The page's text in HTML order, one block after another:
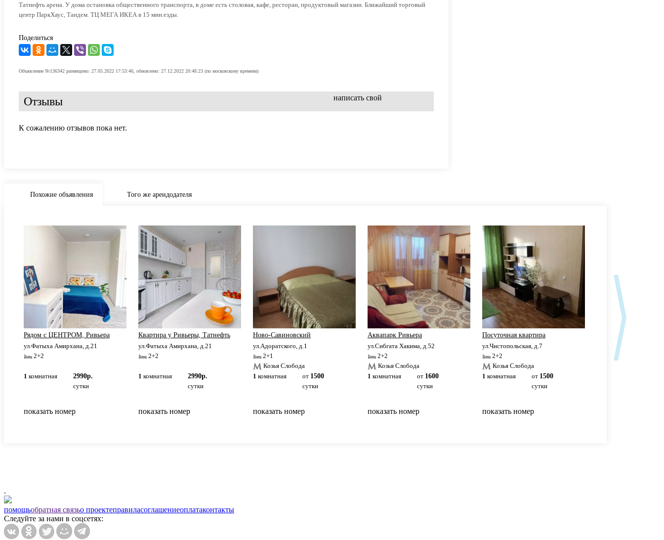
Татнефть арена. У дома остановка общественного транспорта, в доме есть столовая, кафе, ресторан, продуктовый магазин. Ближайший торговый
центр ПаркХаус, Тандем. ТЦ МЕГА ИКЕА в 15 мин.езды.
Поделиться
Объявление №136342 размещено: 27.05.2022 17:53:46, обновлено: 27.12.2022 20:48:23 (по московскому времени)
Отзывы написать свой
К сожалению отзывов пока нет.
Похожие объявления Того же арендодателя
Рядом с ЦЕНТРОМ, Ривьера
ул.Фатыха Амирхана, д.21
2+2
1 комнатная
2990р.
сутки
показать номер
Квартира у Ривьеры, Татнефть
ул.Фатыха Амирхана, д.21
2+2
1 комнатная
2990р.
сутки
показать номер
Ново-Савиновский
ул.Адоратского, д.1
2+1
Козья Слобода
1 комнатная от 1500
сутки
показать номер
Аквапарк Ривьера
ул.Сибгата Хакима, д.52
2+2
Козья Слобода
1 комнатная от 1600
сутки
показать номер
Посуточная квартира
ул.Чистопольская, д.7
2+2
Козья Слобода
1 комнатная от 1500
сутки
показать номер
Аквапарк Ривьера
ул.Чистопольская, д.61Б
2+2
.
помощьобратная связьо проектеправиласоглашениеоплатаконтакты
Следуйте за нами в соцсетях: